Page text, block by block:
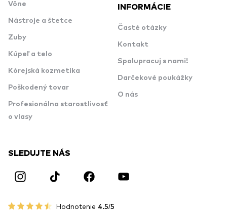
Vône
Nástroje a štetce
Zuby
Kúpeľ a telo
Kórejská kozmetika
Poškodený tovar
Profesionálna starostlivosť
o vlasy
INFORMÁCIE
Časté otázky
Kontakt
Spolupracuj s nami!
Darčekové poukážky
O nás
SLEDUJTE NÁS
Hodnotenie 4.5/5